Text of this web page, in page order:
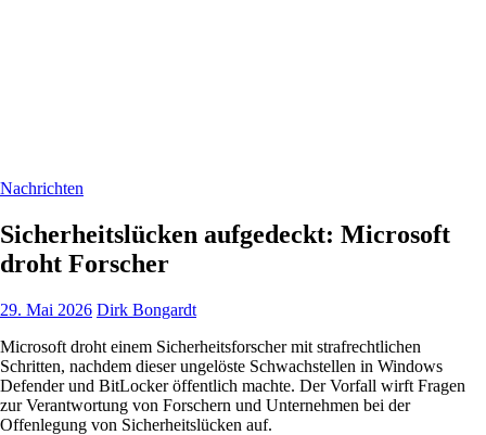
Nachrichten
Sicherheitslücken aufgedeckt: Microsoft
droht Forscher
29. Mai 2026 Dirk Bongardt
Microsoft droht einem Sicherheitsforscher mit strafrechtlichen
Schritten, nachdem dieser ungelöste Schwachstellen in Windows
Defender und BitLocker öffentlich machte. Der Vorfall wirft Fragen
zur Verantwortung von Forschern und Unternehmen bei der
Offenlegung von Sicherheitslücken auf.